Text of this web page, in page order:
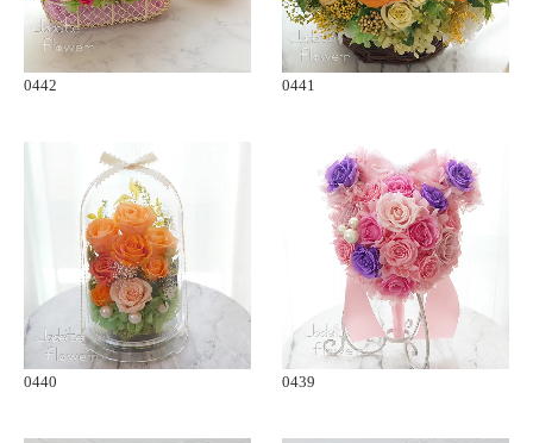
0442 0441
0440 0439